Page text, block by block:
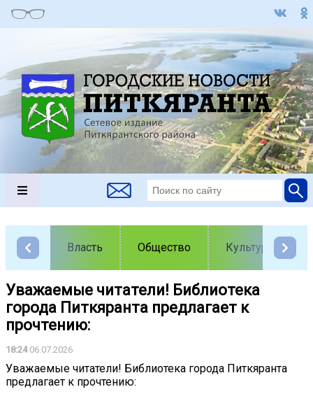
Власть Общество Культура
Уважаемые читатели! Библиотека
города Питкяранта предлагает к
прочтению:
18:2406.07.2026
Уважаемые читатели! Библиотека города Питкяранта
предлагает к прочтению: